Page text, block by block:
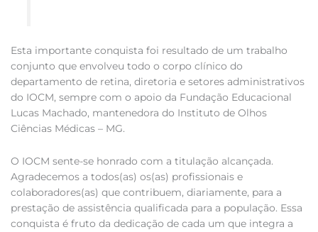
Esta importante conquista foi resultado de um trabalho
conjunto que envolveu todo o corpo clínico do
departamento de retina, diretoria e setores administrativos
do IOCM, sempre com o apoio da Fundação Educacional
Lucas Machado, mantenedora do Instituto de Olhos
Ciências Médicas – MG.
O IOCM sente-se honrado com a titulação alcançada.
Agradecemos a todos(as) os(as) profissionais e
colaboradores(as) que contribuem, diariamente, para a
prestação de assistência qualificada para a população. Essa
conquista é fruto da dedicação de cada um que integra a